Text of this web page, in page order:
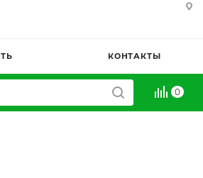
КОНТАКТЫ
0